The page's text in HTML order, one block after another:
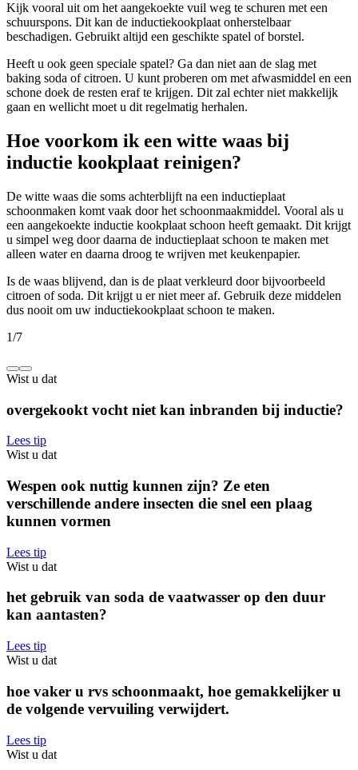
Kijk vooral uit om het aangekoekte vuil weg te schuren met een
schuurspons. Dit kan de inductiekookplaat onherstelbaar
beschadigen. Gebruikt altijd een geschikte spatel of borstel.
Heeft u ook geen speciale spatel? Ga dan niet aan de slag met
baking soda of citroen. U kunt proberen om met afwasmiddel en een
schone doek de resten eraf te krijgen. Dit zal echter niet makkelijk
gaan en wellicht moet u dit regelmatig herhalen.
Hoe voorkom ik een witte waas bij
inductie kookplaat reinigen?
De witte waas die soms achterblijft na een inductieplaat
schoonmaken komt vaak door het schoonmaakmiddel. Vooral als u
een aangekoekte inductie kookplaat schoon heeft gemaakt. Dit krijgt
u simpel weg door daarna de inductieplaat schoon te maken met
alleen water en daarna droog te wrijven met keukenpapier.
Is de waas blijvend, dan is de plaat verkleurd door bijvoorbeeld
citroen of soda. Dit krijgt u er niet meer af. Gebruik deze middelen
dus nooit om uw inductiekookplaat schoon te maken.
1/7
Wist u dat
overgekookt vocht niet kan inbranden bij inductie?
Lees tip
Wist u dat
Wespen ook nuttig kunnen zijn? Ze eten
verschillende andere insecten die snel een plaag
kunnen vormen
Lees tip
Wist u dat
het gebruik van soda de vaatwasser op den duur
kan aantasten?
Lees tip
Wist u dat
hoe vaker u rvs schoonmaakt, hoe gemakkelijker u
de volgende vervuiling verwijdert.
Lees tip
Wist u dat